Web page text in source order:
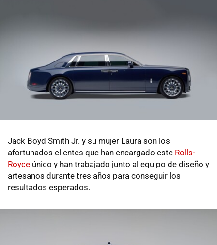
Jack Boyd Smith Jr. y su mujer Laura son los
afortunados clientes que han encargado este Rolls-
Royce único y han trabajado junto al equipo de diseño y
artesanos durante tres años para conseguir los
resultados esperados.